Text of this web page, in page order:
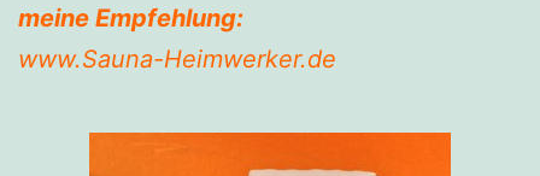
meine Empfehlung:
www.Sauna-Heimwerker.de